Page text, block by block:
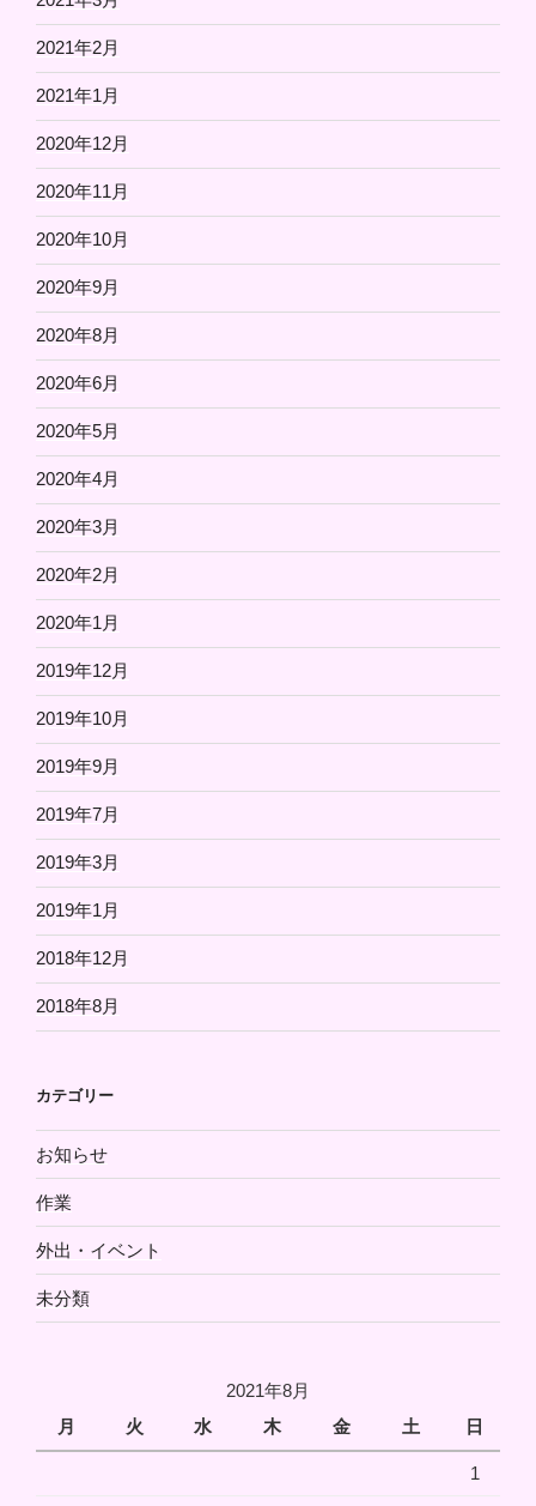
2021年2月
2021年1月
2020年12月
2020年11月
2020年10月
2020年9月
2020年8月
2020年6月
2020年5月
2020年4月
2020年3月
2020年2月
2020年1月
2019年12月
2019年10月
2019年9月
2019年7月
2019年3月
2019年1月
2018年12月
2018年8月
カテゴリー
お知らせ
作業
外出・イベント
未分類
2021年8月
月
火 水 木 金 土 日
1